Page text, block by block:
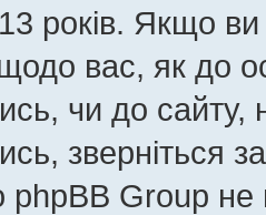
років. Якщо
вас, як до
чи до
зверніться
Group не